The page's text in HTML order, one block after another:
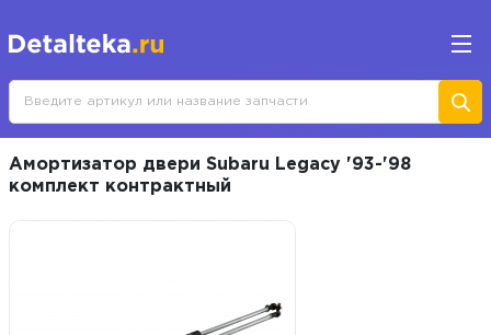
Амортизатор двери Subaru Legacy '93-'98
комплект контрактный